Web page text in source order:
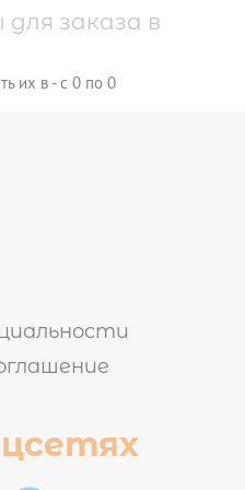
заказа в
их в - с 0 по 0